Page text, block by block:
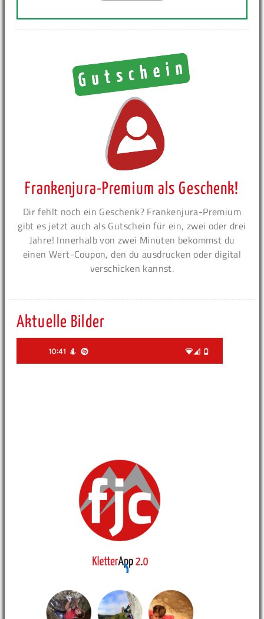
Frankenjura-Premium als Geschenk!
Dir fehlt noch ein Geschenk? Frankenjura-Premium
gibt es jetzt auch als Gutschein für ein, zwei oder drei
Jahre! Innerhalb von zwei Minuten bekommst du
einen Wert-Coupon, den du ausdrucken oder digital
verschicken kannst.
Aktuelle Bilder